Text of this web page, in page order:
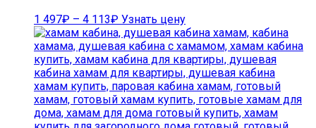
1 497₽ – 4 113₽ Узнать цену